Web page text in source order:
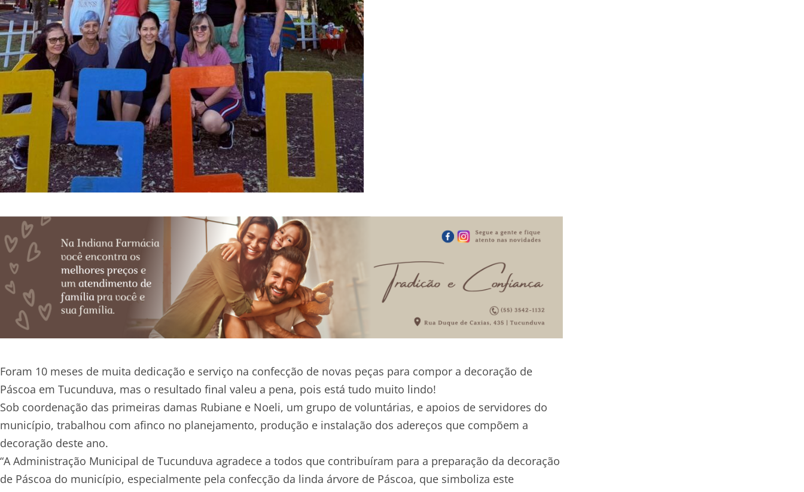
Foram 10 meses de muita dedicação e serviço na confecção de novas peças para compor a decoração de
Páscoa em Tucunduva, mas o resultado final valeu a pena, pois está tudo muito lindo!
Sob coordenação das primeiras damas Rubiane e Noeli, um grupo de voluntárias, e apoios de servidores do
município, trabalhou com afinco no planejamento, produção e instalação dos adereços que compõem a
decoração deste ano.
“A Administração Municipal de Tucunduva agradece a todos que contribuíram para a preparação da decoração
de Páscoa do município, especialmente pela confecção da linda árvore de Páscoa, que simboliza este